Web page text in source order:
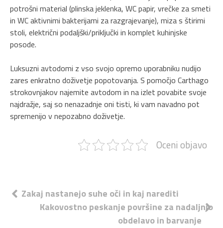
potrošni material (plinska jeklenka, WC papir, vrečke za smeti
in WC aktivnimi bakterijami za razgrajevanje), miza s štirimi
stoli, električni podaljški/priključki in komplet kuhinjske
posode.
Luksuzni avtodomi z vso svojo opremo uporabniku nudijo
zares enkratno doživetje popotovanja. S pomočjo Carthago
strokovnjakov najemite avtodom in na izlet povabite svoje
najdražje, saj so nenazadnje oni tisti, ki vam navadno pot
spremenijo v nepozabno doživetje.
Oceni objavo
Navigacija
prispevka
Zakaj nastanejo suhe oči in kaj narediti
Kakovostno peskanje površine za nadaljnjo
obdelavo in barvanje